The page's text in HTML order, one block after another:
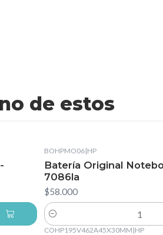
de estos
BOHPMO06|HP
Batería Original
7086la
$58.000
Cantidad
COHP195V462A45X30MM |HP